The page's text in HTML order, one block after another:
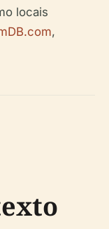
locais
,